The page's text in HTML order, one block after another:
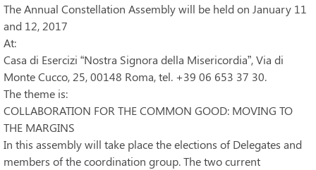
The Annual Constellation Assembly will be held on January 11
and 12, 2017
At:
Casa di Esercizi “Nostra Signora della Misericordia”, Via di
Monte Cucco, 25, 00148 Roma, tel. +39 06 653 37 30.
The theme is:
COLLABORATION FOR THE COMMON GOOD: MOVING TO
THE MARGINS
In this assembly will take place the elections of Delegates and
members of the coordination group. The two current